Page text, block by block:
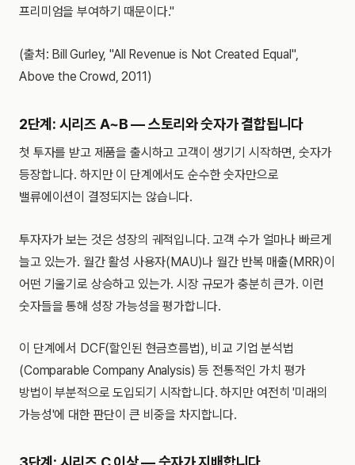
프리미엄을 부여하기 때문이다."
(출처: Bill Gurley, "All Revenue is Not Created Equal",
Above the Crowd, 2011)
2단계: 시리즈 A~B — 스토리와 숫자가 결합됩니다
첫 투자를 받고 제품을 출시하고 고객이 생기기 시작하면, 숫자가
등장합니다. 하지만 이 단계에서도 순수한 숫자만으로
밸류에이션이 결정되지는 않습니다.
투자자가 보는 것은 성장의 궤적입니다. 고객 수가 얼마나 빠르게
늘고 있는가. 월간 활성 사용자(MAU)나 월간 반복 매출(MRR)이
어떤 기울기로 상승하고 있는가. 시장 규모가 충분히 큰가. 이런
숫자들을 통해 성장 가능성을 평가합니다.
이 단계에서 DCF(할인된 현금흐름법), 비교 기업 분석법
(Comparable Company Analysis) 등 전통적인 가치 평가
방법이 부분적으로 도입되기 시작합니다. 하지만 여전히 '미래의
가능성'에 대한 판단이 큰 비중을 차지합니다.